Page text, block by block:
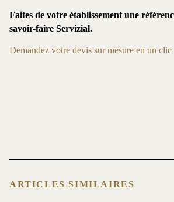
Faites de votre établissement une
savoir-faire Servizial.
Demandez votre devis sur mesure en un clic
ARTICLES SIMILAIRES